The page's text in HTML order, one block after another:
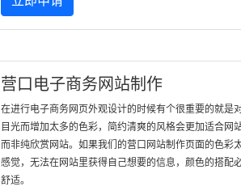
营口电子商务网站制作
在进行电子商务网页外观设计的时候有个很重要的就是
目光而增加太多的色彩，简约清爽的风格会更加适合网
而非纯欣赏网站。如果我们的营口网站制作页面的色彩
感觉，无法在网站里获得自己想要的信息，颜色的搭配
舒适。